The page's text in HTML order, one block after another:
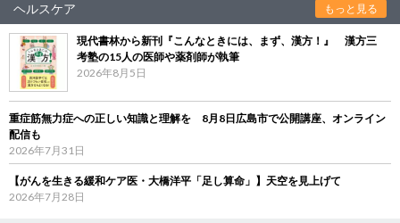
ヘルスケア もっと見る
現代書林から新刊『こんなときには、まず、漢方！』 漢方三
考塾の15人の医師や薬剤師が執筆
2026年8月5日
重症筋無力症への正しい知識と理解を 8月8日広島市で公開講座、オンライン
配信も
2026年7月31日
【がんを生きる緩和ケア医・大橋洋平「足し算命」】天空を見上げて
2026年7月28日